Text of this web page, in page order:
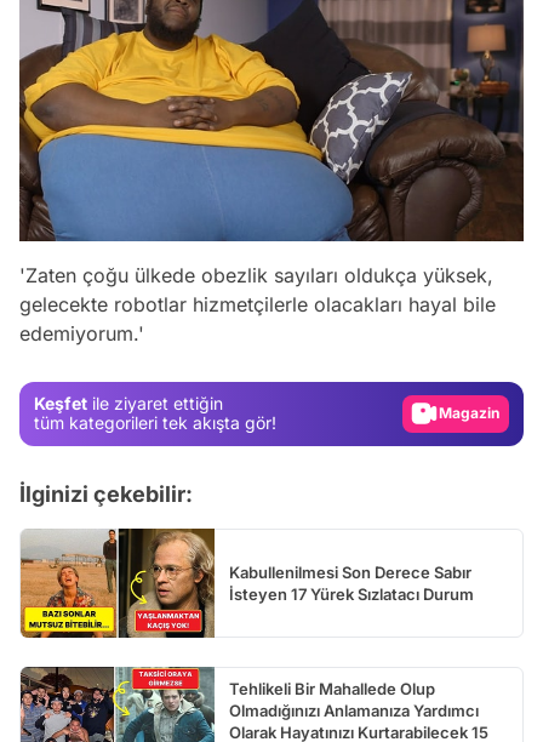
'Zaten çoğu ülkede obezlik sayıları oldukça yüksek,
gelecekte robotlar hizmetçilerle olacakları hayal bile
edemiyorum.'
Keşfet ile ziyaret ettiğin
tüm kategorileri tek akışta gör!
Video
İlginizi çekebilir:
Kabullenilmesi Son Derece Sabır
İsteyen 17 Yürek Sızlatacı Durum
Tehlikeli Bir Mahallede Olup
Olmadığınızı Anlamanıza Yardımcı
Olarak Hayatınızı Kurtarabilecek 15